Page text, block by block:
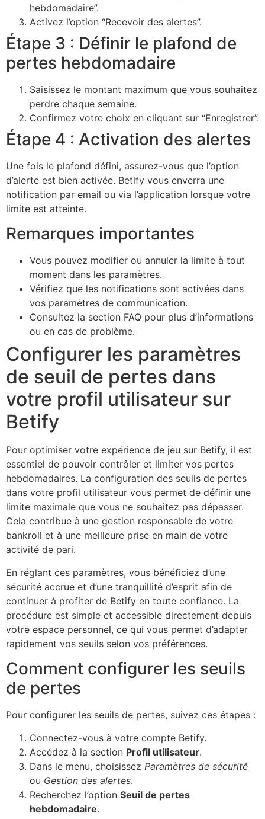
hebdomadaire”.
Activez l’option “Recevoir des alertes”.
Étape 3 : Définir le plafond de
pertes hebdomadaire
Saisissez le montant maximum que vous souhaitez
perdre chaque semaine.
Confirmez votre choix en cliquant sur “Enregistrer”.
Étape 4 : Activation des alertes
Une fois le plafond défini, assurez-vous que l’option
d’alerte est bien activée. Betify vous enverra une
notification par email ou via l’application lorsque votre
limite est atteinte.
Remarques importantes
Vous pouvez modifier ou annuler la limite à tout
moment dans les paramètres.
Vérifiez que les notifications sont activées dans
vos paramètres de communication.
Consultez la section FAQ pour plus d’informations
ou en cas de problème.
Configurer les paramètres
de seuil de pertes dans
votre profil utilisateur sur
Betify
Pour optimiser votre expérience de jeu sur Betify, il est
essentiel de pouvoir contrôler et limiter vos pertes
hebdomadaires. La configuration des seuils de pertes
dans votre profil utilisateur vous permet de définir une
limite maximale que vous ne souhaitez pas dépasser.
Cela contribue à une gestion responsable de votre
bankroll et à une meilleure prise en main de votre
activité de pari.
En réglant ces paramètres, vous bénéficiez d’une
sécurité accrue et d’une tranquillité d’esprit afin de
continuer à profiter de Betify en toute confiance. La
procédure est simple et accessible directement depuis
votre espace personnel, ce qui vous permet d’adapter
rapidement vos seuils selon vos préférences.
Comment configurer les seuils
de pertes
Pour configurer les seuils de pertes, suivez ces étapes :
Connectez-vous à votre compte Betify.
Accédez à la section Profil utilisateur.
Dans le menu, choisissez Paramètres de sécurité
ou Gestion des alertes.
Recherchez l’option Seuil de pertes
hebdomadaire.